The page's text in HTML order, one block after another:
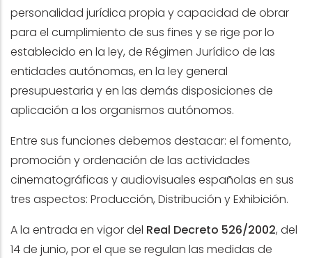
personalidad jurídica propia y capacidad de obrar
para el cumplimiento de sus fines y se rige por lo
establecido en la ley, de Régimen Jurídico de las
entidades autónomas, en la ley general
presupuestaria y en las demás disposiciones de
aplicación a los organismos autónomos.
Entre sus funciones debemos destacar: el fomento,
promoción y ordenación de las actividades
cinematográficas y audiovisuales españolas en sus
tres aspectos: Producción, Distribución y Exhibición.
A la entrada en vigor del Real Decreto 526/2002, del
14 de junio, por el que se regulan las medidas de